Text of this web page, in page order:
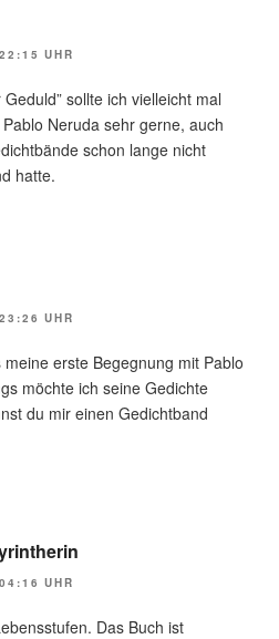
UHR
sollte ich vielleicht mal
Neruda sehr gerne, auch
schon lange nicht
hatte.
UHR
erste Begegnung mit Pablo
möchte ich seine Gedichte
du mir einen Gedichtband
UHR
Das Buch ist